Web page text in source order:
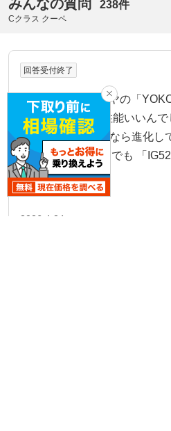
みんなの質問 238件
Cクラス クーペ
回答受付終了
スタッドレスタイヤの「
RD IG52c」って性能いいん
0、60、70 あたりなら進化し
とわかるのですが でも 「
より下の製品...
2026.4.24